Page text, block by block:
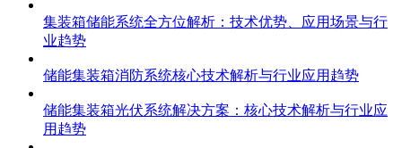
集装箱储能系统全方位解析：技术优势、应用场景与行
业趋势
储能集装箱消防系统核心技术解析与行业应用趋势
储能集装箱光伏系统解决方案：核心技术解析与行业应
用趋势